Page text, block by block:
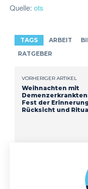
Quelle: ots
TAGS ARBEIT
RATGEBER
VORHERIGER ARTIKEL
Weihnachten mit
Fest der
Rücksicht und